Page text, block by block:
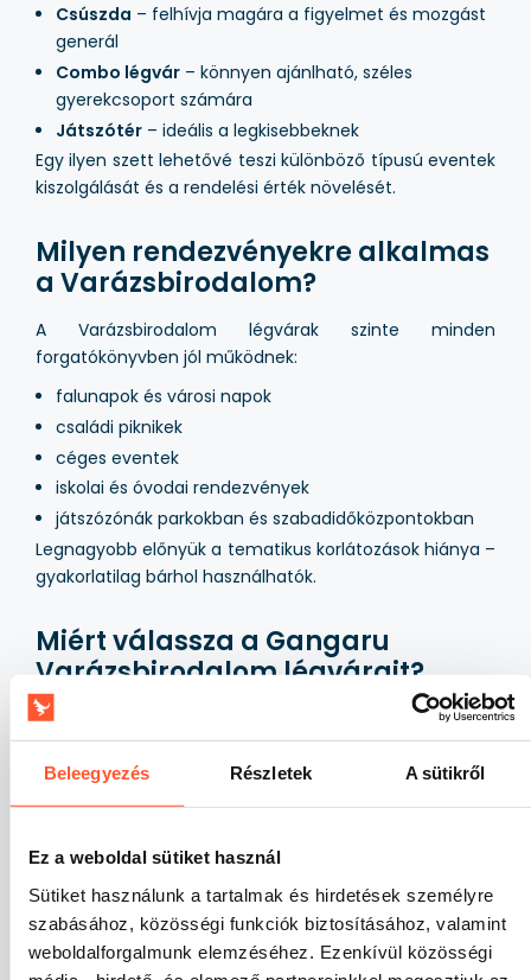
Beleegyezés Részletek A sütikről
Ez a weboldal sütiket használ
Sütiket használunk a tartalmak és hirdetések személyre
szabásához, közösségi funkciók biztosításához, valamint
weboldalforgalmunk elemzéséhez. Ezenkívül közösségi
Csúszda – felhívja magára a figyelmet és mozgást
generál
Combo légvár– könnyen ajánlható, széles
gyerekcsoport számára
Játszótér– ideális a legkisebbeknek
Egy ilyen szett lehetővé teszi különböző típusú eventek
kiszolgálását és a rendelési érték növelését.
Milyen rendezvényekre alkalmas
a Varázsbirodalom?
A Varázsbirodalom légvárak szinte minden
forgatókönyvben jól működnek:
falunapok és városi napok
családi piknikek
céges eventek
iskolai és óvodai rendezvények
játszózónák parkokban és szabadidőközpontokban
Legnagyobb előnyük a tematikus korlátozások hiánya –
gyakorlatilag bárhol használhatók.
Miért válassza a Gangaru
Varázsbirodalom légvárait?
Az ebbe a kategóriába tartozó légvárakat az
eventiparban jellemző valós használatra terveztük. A
konstrukciók a funkcionalitást, a tartósságot és a
vonzó megjelenést ötvözik, amely élőben és
olyan megoldások vállalkozások számára, amelyek
attrakciókat akarnak kínálni ügyfeleiknek.